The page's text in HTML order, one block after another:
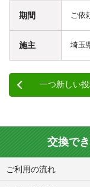
期間 ご依
施主 埼玉
一つ新しい
交換で
ご利用の流れ